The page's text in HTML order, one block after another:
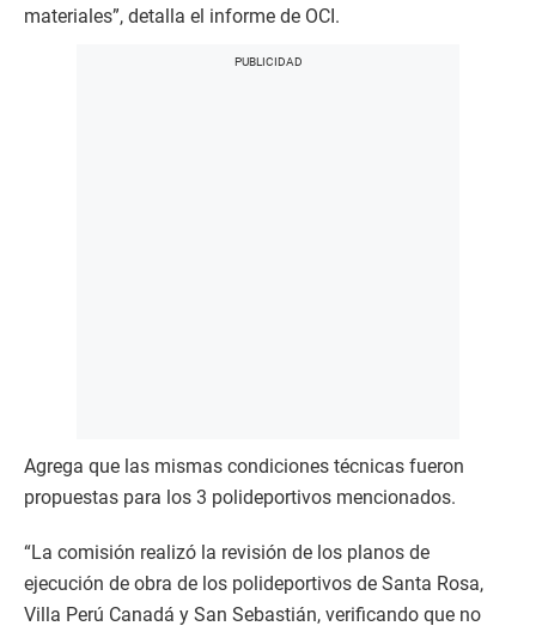
materiales”, detalla el informe de OCI.
Agrega que las mismas condiciones técnicas fueron
propuestas para los 3 polideportivos mencionados.
“La comisión realizó la revisión de los planos de
ejecución de obra de los polideportivos de Santa Rosa,
Villa Perú Canadá y San Sebastián, verificando que no